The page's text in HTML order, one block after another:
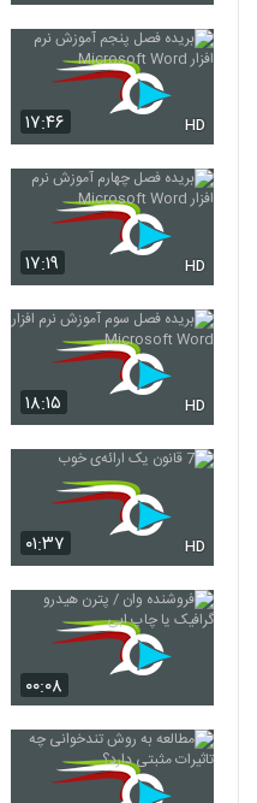
۱۷:۴۶ HD
۱۷:۱۹ HD
۱۸:۱۵ HD
۰۱:۳۷ HD
۰۰:۰۸